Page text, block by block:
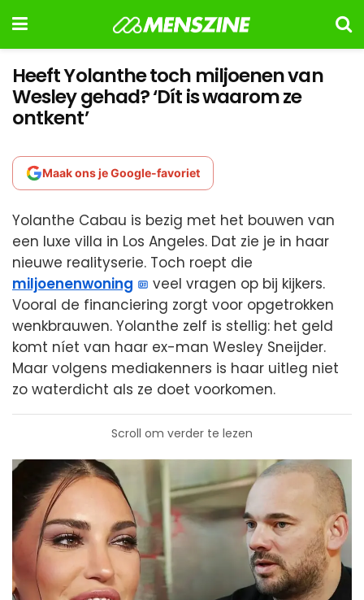
Heeft Yolanthe toch miljoenen van
Wesley gehad? ‘Dít is waarom ze
ontkent’
Maak ons je Google-favoriet
Yolanthe Cabau is bezig met het bouwen van
een luxe villa in Los Angeles. Dat zie je in haar
nieuwe realityserie. Toch roept die
miljoenenwoning
veel vragen op bij kijkers.
Vooral de financiering zorgt voor opgetrokken
wenkbrauwen. Yolanthe zelf is stellig: het geld
komt níet van haar ex-man Wesley Sneijder.
Maar volgens mediakenners is haar uitleg niet
zo waterdicht als ze doet voorkomen.
Scroll om verder te lezen